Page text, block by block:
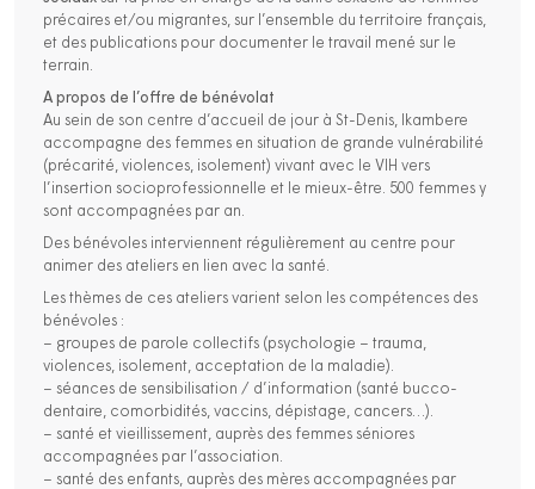
précaires et/ou migrantes, sur l’ensemble du territoire français,
et des publications pour documenter le travail mené sur le
terrain.
A propos de l’offre de bénévolat
Au sein de son centre d’accueil de jour à St-Denis, Ikambere
accompagne des femmes en situation de grande vulnérabilité
(précarité, violences, isolement) vivant avec le VIH vers
l’insertion socioprofessionnelle et le mieux-être. 500 femmes y
sont accompagnées par an.
Des bénévoles interviennent régulièrement au centre pour
animer des ateliers en lien avec la santé.
Les thèmes de ces ateliers varient selon les compétences des
bénévoles :
– groupes de parole collectifs (psychologie – trauma,
violences, isolement, acceptation de la maladie).
– séances de sensibilisation / d’information (santé bucco-
dentaire, comorbidités, vaccins, dépistage, cancers…).
– santé et vieillissement, auprès des femmes séniores
accompagnées par l’association.
– santé des enfants, auprès des mères accompagnées par